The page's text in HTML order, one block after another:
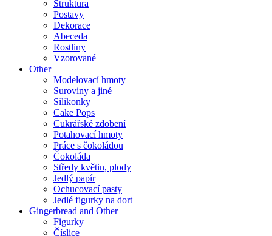
Struktura
Postavy
Dekorace
Abeceda
Rostliny
Vzorované
Other
Modelovací hmoty
Suroviny a jiné
Silikonky
Cake Pops
Cukrářské zdobení
Potahovací hmoty
Práce s čokoládou
Čokoláda
Středy květin, plody
Jedlý papír
Ochucovací pasty
Jedlé figurky na dort
Gingerbread and Other
Figurky
Číslice